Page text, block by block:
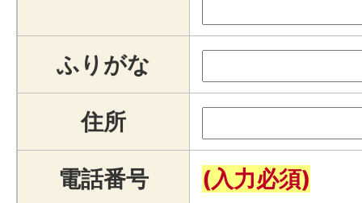
ふりがな
住所
電話番号 (入力必須)